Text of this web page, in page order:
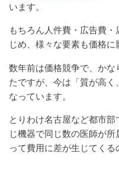
います。
もちろん人件費・広告費
じめ、様々な要素も価格に
数年前は価格競争で、かな
たですが、今は「質が高く
なっています。
とりわけ名古屋など都市
じ機器で同じ数の医師が
って費用に差が生じてくる